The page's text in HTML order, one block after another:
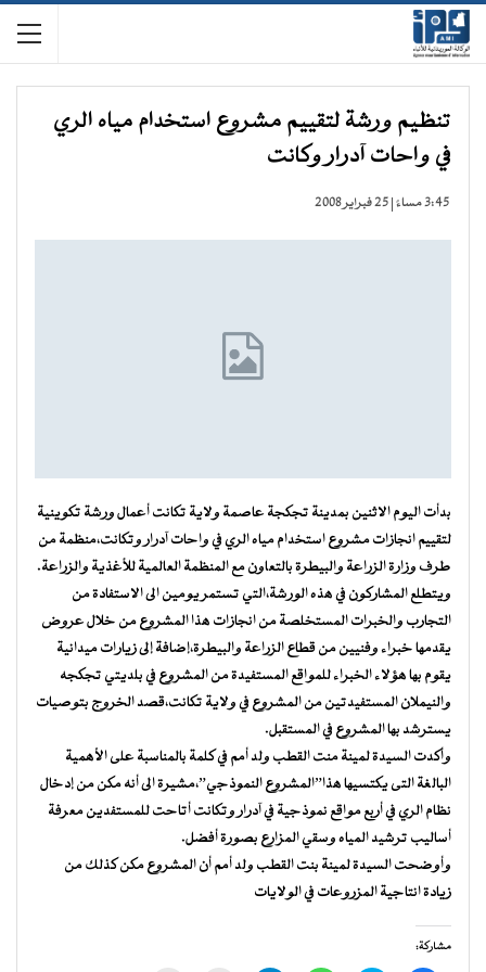
تنظيم ورشة لتقييم مشروع استخدام مياه الري
في واحات آدرار وكانت
3:45 مساءً | 25 فبراير 2008
بدأت اليوم الاثنين بمدينة تجكجة عاصمة ولاية تكانت أعمال ورشة تكوينية
لتقييم انجازات مشروع استخدام مياه الري في واحات آدرار وتكانت،منظمة من
طرف وزارة الزراعة والبيطرة بالتعاون مع المنظمة العالمية للأغذية والزراعة.
ويتطلع المشاركون في هذه الورشة،التي تستمر يومين الى الاستفادة من
التجارب والخبرات المستخلصة من انجازات هذا المشروع من خلال عروض
يقدمها خبراء وفنيين من قطاع الزراعة والبيطرة،إضافة إلى زيارات ميدانية
يقوم بها هؤلاء الخبراء للمواقع المستفيدة من المشروع في بلديتي تجكجه
والنيملان المستفيدتين من المشروع في ولاية تكانت،قصد الخروج بتوصيات
يسترشد بها المشروع في المستقبل.
وأكدت السيدة لمينة منت القطب ولد أمم في كلمة بالمناسبة على الأهمية
البالغة التى يكتسيها هذا”المشروع النموذجي”،مشيرة الى أنه مكن من إدخال
نظام الري في أربع مواقع نموذجية في آدرار وتكانت أتاحت للمستفدين معرفة
أساليب ترشيد المياه وسقي المزارع بصورة أفضل.
وأوضحت السيدة لمينة بنت القطب ولد أمم أن المشروع مكن كذلك من
زيادة انتاجية المزروعات في الولايات
مشاركة: